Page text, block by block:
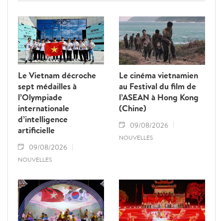
millions d'arrivées.
Le Vietnam décroche
sept médailles à
l’Olympiade
internationale
d’intelligence
artificielle
09/08/2026
NOUVELLES
Le cinéma vietnamien
au Festival du film de
l’ASEAN à Hong Kong
(Chine)
09/08/2026
NOUVELLES